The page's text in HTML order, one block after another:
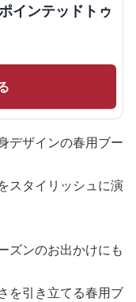
インテッドトゥ
デザインの春用ブー
スタイリッシュに演
ズンのお出かけにも
を引き立てる春用ブ